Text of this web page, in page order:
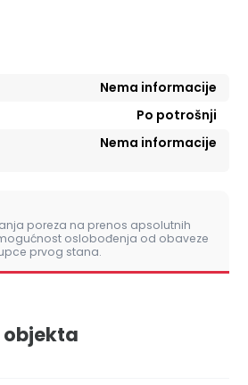
Nema informacije
Po potrošnji
Nema informacije
poreza na prenos apsolutnih
oslobođenja od obaveze
prvog stana.
objekta